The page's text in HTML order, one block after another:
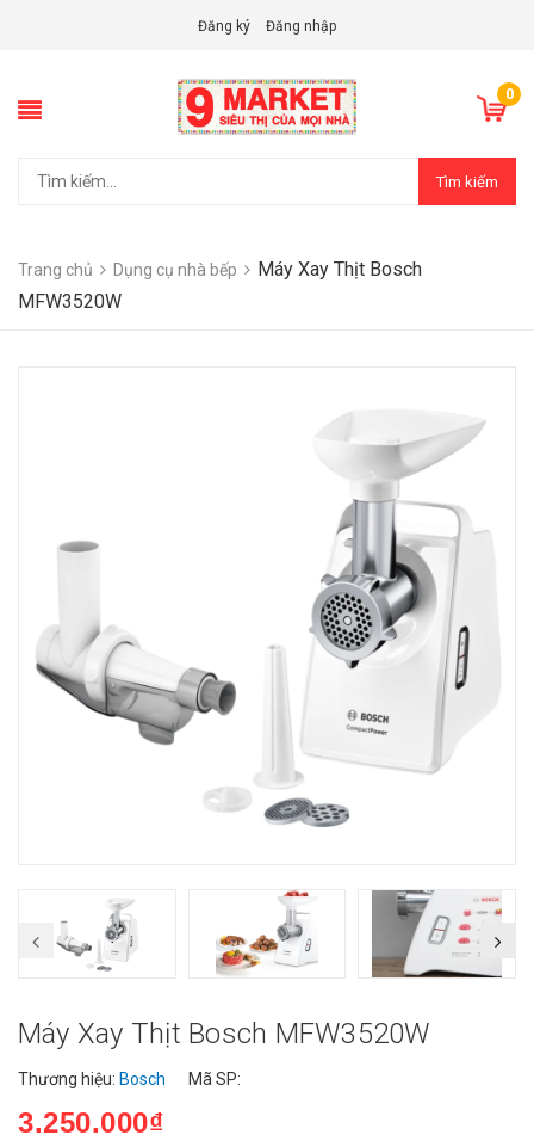
Đăng ký Đăng nhập
0
Tìm kiếm
Trang chủ Dụng cụ nhà bếp
Máy Xay Thịt Bosch
MFW3520W
Máy Xay Thịt Bosch MFW3520W
Thương hiệu: Bosch Mã SP:
3.250.000₫